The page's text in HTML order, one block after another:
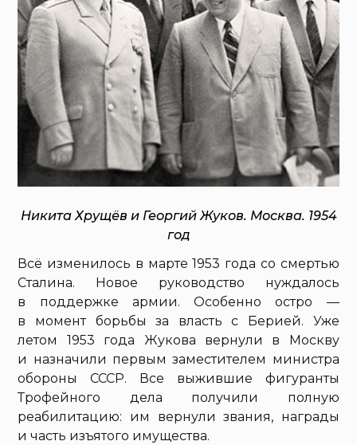
Никита Хрущёв и Георгий Жуков. Москва. 1954
год
Всё изменилось в марте 1953 года со смертью
Сталина. Новое руководство нуждалось
в поддержке армии. Особенно остро —
в момент борьбы за власть с Берией. Уже
летом 1953 года Жукова вернули в Москву
и назначили первым заместителем министра
обороны СССР. Все выжившие фигуранты
Трофейного дела получили полную
реабилитацию: им вернули звания, награды
и часть изъятого имущества.